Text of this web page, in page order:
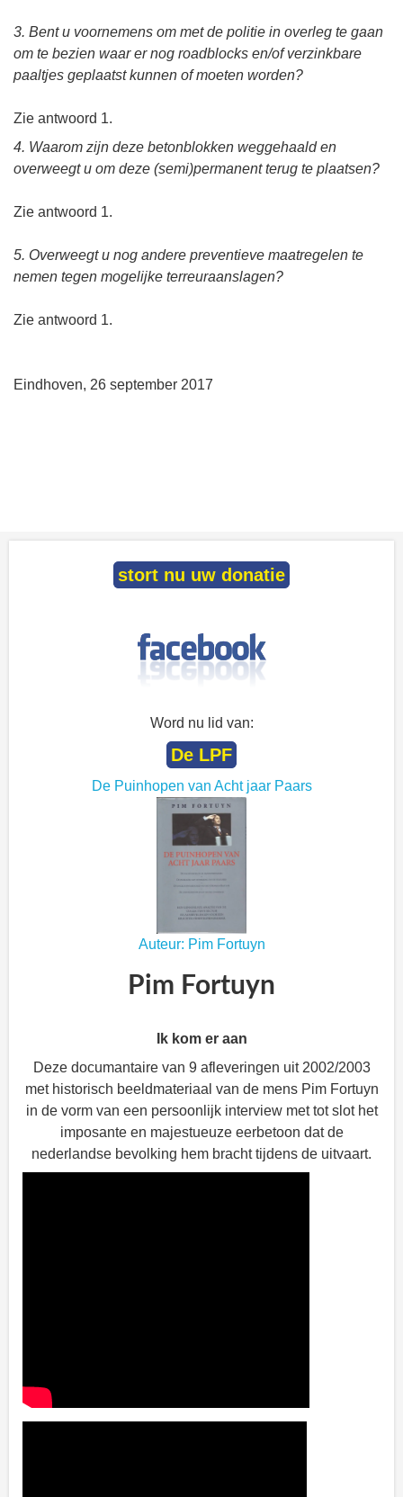
3. Bent u voornemens om met de politie in overleg te gaan
om te bezien waar er nog roadblocks en/of verzinkbare
paaltjes geplaatst kunnen of moeten worden?
Zie antwoord 1.
4. Waarom zijn deze betonblokken weggehaald en
overweegt u om deze (semi)permanent terug te plaatsen?
Zie antwoord 1.
5. Overweegt u nog andere preventieve maatregelen te
nemen tegen mogelijke terreuraanslagen?
Zie antwoord 1.
Eindhoven, 26 september 2017
stort nu uw donatie
Word nu lid van:
De LPF
De Puinhopen van Acht jaar Paars
Auteur: Pim Fortuyn
Pim Fortuyn
Ik kom er aan
Deze documantaire van 9 afleveringen uit 2002/2003
met historisch beeldmateriaal van de mens Pim Fortuyn
in de vorm van een persoonlijk interview met tot slot het
imposante en majestueuze eerbetoon dat de
nederlandse bevolking hem bracht tijdens de uitvaart.